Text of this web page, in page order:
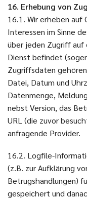
16. Erhebung von
16.1. Wir erheben auf
Interessen im Sinne
über jeden Zugriff auf
Dienst befindet
Zugriffsdaten
Datei, Datum und
Datenmenge,
nebst Version, das
URL (die zuvor
anfragende Provider.
16.2. Logfile-
(z.B. zur Aufklärung
Betrugshandlungen)
gespeichert und